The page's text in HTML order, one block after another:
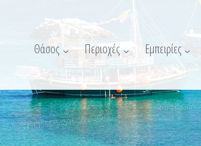
Θάσος Περιοχές Εμπειρίες